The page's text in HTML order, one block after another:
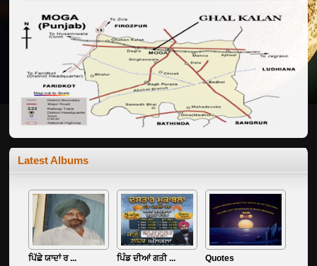
Latest Albums
ਪਿੱਛੇ ਯਾਦਾਂ ਰ ... ਪਿੰਡ ਦੀਆਂ ਗਤੀ ... Quotes